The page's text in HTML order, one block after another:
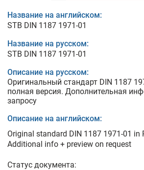
Название на английском:
STB DIN 1187 1971-01
Название на русском:
STB DIN 1187 1971-01
Описание на русском:
Оригинальный стандарт DIN 1187
полная версия. Дополнительная
запросу
Описание на английском:
Original standard DIN 1187 1971-01 in
Additional info + preview on request
Статус документа: